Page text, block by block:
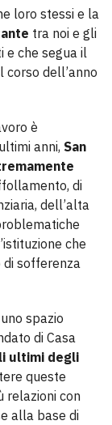
loro stessi e la
tra noi e gli
e che segua il
dell’anno
è
anni, San
di
dell’alta
che
sofferenza
spazio
di Casa
ultimi degli
queste
relazioni con
alla base di